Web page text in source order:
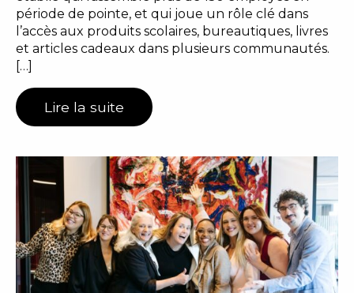
période de pointe, et qui joue un rôle clé dans
l’accès aux produits scolaires, bureautiques, livres
et articles cadeaux dans plusieurs communautés.
[…]
Lire la suite